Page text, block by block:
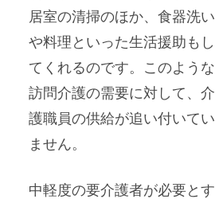
居室の清掃のほか、食器洗い
や料理といった生活援助もし
てくれるのです。このような
訪問介護の需要に対して、介
護職員の供給が追い付いてい
ません。
中軽度の要介護者が必要とす